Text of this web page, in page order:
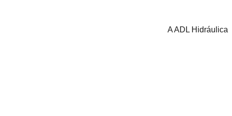
A ADL Hidráulica